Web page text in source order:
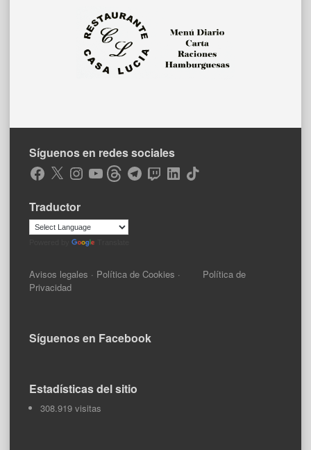
Síguenos en redes sociales
Facebook
X Instagram
YouTubeThreadsTelegramTwitchLinkedIn
TikTok
Traductor
Avisos legales · Política de Cookies · Política de
Privacidad
Síguenos en Facebook
Estadísticas del sitio
308.919 visitas